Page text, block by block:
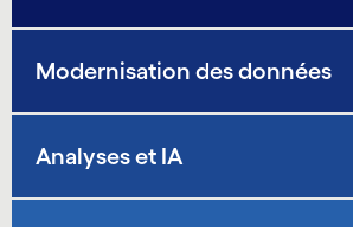
Modernisation des données
Analyses et IA